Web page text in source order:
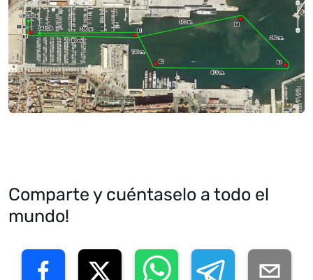
Comparte y cuéntaselo a todo el
mundo!